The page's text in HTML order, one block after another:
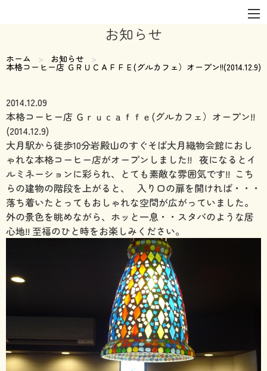
お知らせ
ホーム お知らせ
現在のページ:
本格コーヒー店 ＧＲＵＣＡＦＦＥ(グルカフェ）オープン!!(2014.12.9)
2014.12.09
本格コーヒー店 Ｇｒｕｃａｆｆｅ(グルカフェ）オープン!!
(2014.12.9)
大月駅から徒歩10分岩殿山のすぐそば大月織物会館におし
ゃれな本格コーヒー店がオープンしました!! 夜になるとイ
ルミネーションに彩られ、とても素敵な雰囲気です!! こち
らの建物の階段を上がると、
入り口の扉を開ければ・・・
落ち着いたとってもおしゃれな空間が広がっていました。
外の景色を眺めながら、ホッと一息・・スタバのような居
心地!! 至福のひと時をお楽しみください。